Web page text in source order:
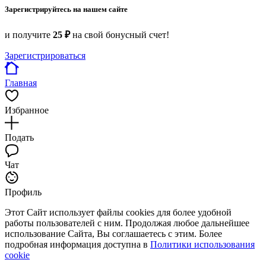
Зарегистрируйтесь на нашем сайте
и получите 25 ₽на свой бонусный счет!
Зарегистрироваться
Главная
Избранное
Подать
Чат
Профиль
Этот Сайт использует файлы cookies для более удобной
работы пользователей с ним. Продолжая любое дальнейшее
использование Сайта, Вы соглашаетесь с этим. Более
подробная информация доступна в Политики использования
cookie